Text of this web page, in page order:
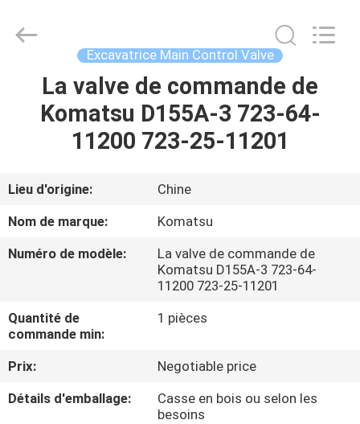
APERÇU
PRODUITS
VIDÉOS
SHOW
A
PROPOS
DE
NOUS
Machinery
Excavatrice Main Control Valve
La valve de commande de
Komatsu D155A-3 723-64-
11200 723-25-11201
Lieu d'origine:
Chine
Nom de marque:
Komatsu
Numéro de modèle:
La valve de commande de
Komatsu D155A-3 723-64-
11200 723-25-11201
Quantité de
commande min:
1 pièces
Prix:
Negotiable price
Détails d'emballage:
Casse en bois ou selon les
besoins